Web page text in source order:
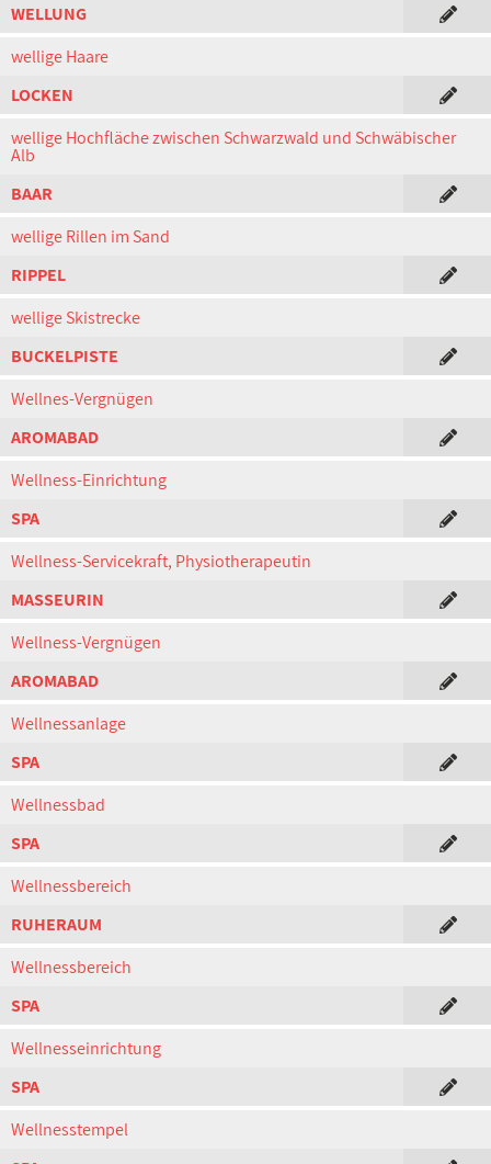
WELLUNG
wellige Haare
LOCKEN
wellige Hochfläche zwischen Schwarzwald und Schwäbischer
Alb
BAAR
wellige Rillen im Sand
RIPPEL
wellige Skistrecke
BUCKELPISTE
Wellnes-Vergnügen
AROMABAD
Wellness-Einrichtung
SPA
Wellness-Servicekraft, Physiotherapeutin
MASSEURIN
Wellness-Vergnügen
AROMABAD
Wellnessanlage
SPA
Wellnessbad
SPA
Wellnessbereich
RUHERAUM
Wellnessbereich
SPA
Wellnesseinrichtung
SPA
Wellnesstempel